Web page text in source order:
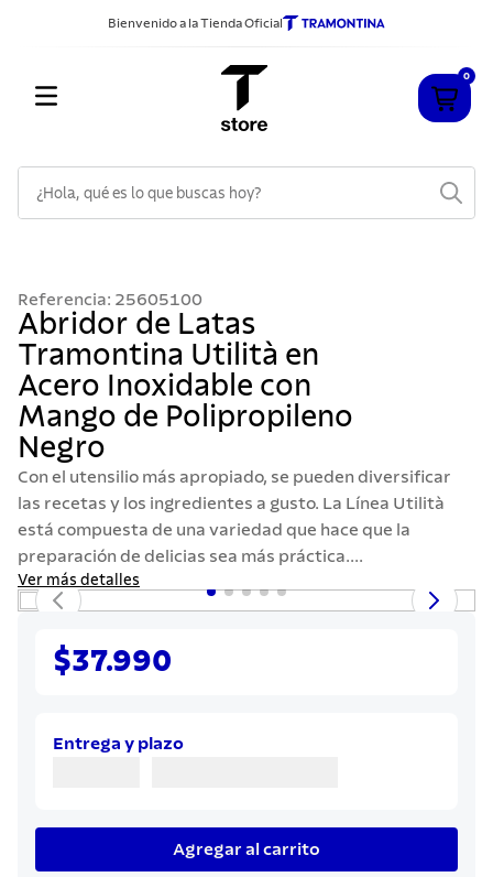
Bienvenido a la Tienda Oficial
0
Referencia: 25605100
Abridor de Latas
Tramontina Utilità en
Acero Inoxidable con
Mango de Polipropileno
Negro
Con el utensilio más apropiado, se pueden diversificar
las recetas y los ingredientes a gusto. La Línea Utilità
está compuesta de una variedad que hace que la
preparación de delicias sea más práctica....
Ver más detalles
$37.990
Entrega y plazo
Agregar al carrito
2.
sarten
3.
cubiertos
4.
acero inoxidable
5.
ollas
6
grano
7.
cuchillo
solar
9.
allegra